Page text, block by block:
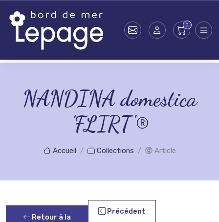
NANDINA domestica
'FLIRT'®
Accueil Collections Article
Retour à la
Précédent